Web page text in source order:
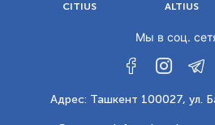
CITIUS ALTIUS
Мы в соц.
Адрес: Ташкент 100027, ул.